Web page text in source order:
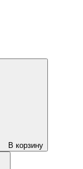
В корзину